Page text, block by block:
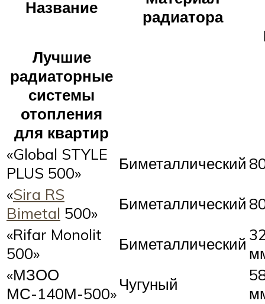
Название
радиатора
Лучшие
радиаторные
системы
отопления
для квартир
«Global STYLE
PLUS 500»
Биметаллический
«Sira RS
Bimetal 500» Биметаллический
«Rifar Monolit
500»
Биметаллический
«МЗОО
МС-140М-500»Чугуный